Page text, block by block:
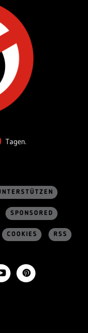
Tagen.
SPONSORED
COOKIES RSS